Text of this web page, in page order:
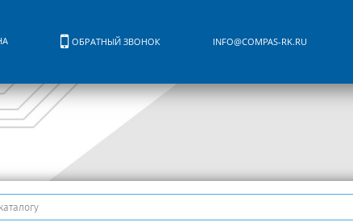
ОБРАТНЫЙ ЗВОНОК INFO@COMPAS-RK.RU